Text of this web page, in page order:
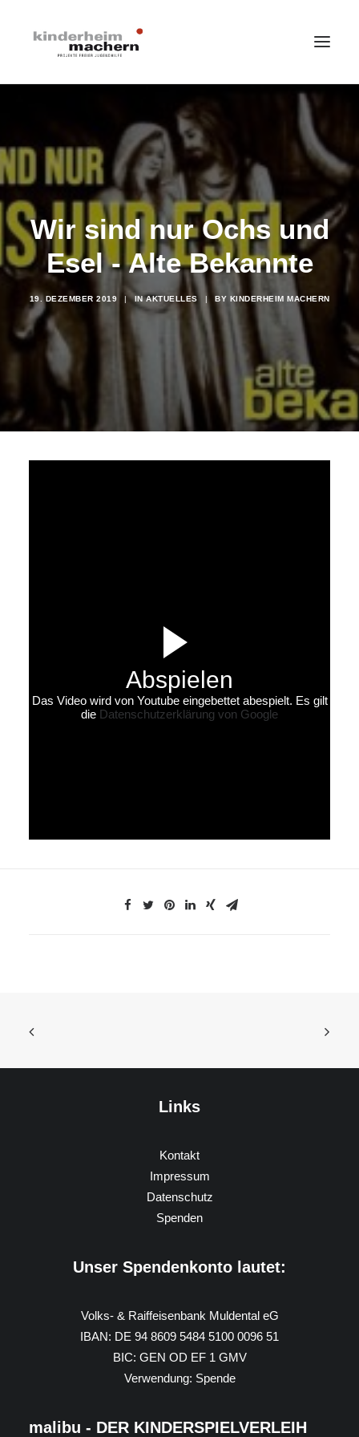
LEISTUNGSANGEBOTE
ÜBER UNS
IMPRESSIONEN
STELLENANGEBOTE
SPENDEN
SEARCH
AKTUELLES
DATENSCHUTZ
KONTAKT
COOKIE-RICHTLINIE (EU)
Wir sind nur Ochs und
Esel - Alte Bekannte
19. DEZEMBER 2019 | INAKTUELLES | BY KINDERHEIM MACHERN
Abspielen
Das Video wird von Youtube eingebettet abespielt. Es gilt
die Datenschutzerklärung von Google
Links
Kontakt
Impressum
Datenschutz
Spenden
Unser Spendenkonto lautet:
Volks- & Raiffeisenbank Muldental eG
IBAN: DE 94 8609 5484 5100 0096 51
BIC: GEN OD EF 1 GMV
Verwendung: Spende
malibu - DER KINDERSPIELVERLEIH